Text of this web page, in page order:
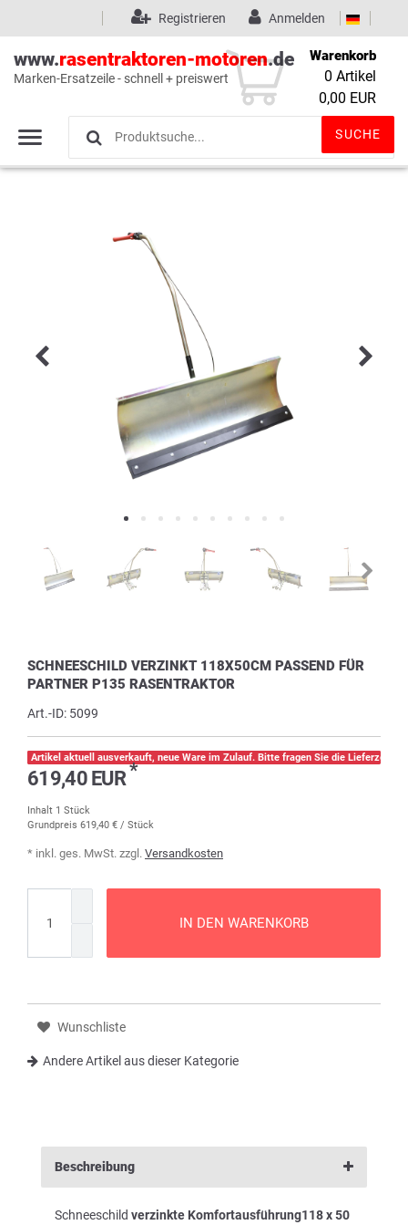
Wunschliste (0)
Anmelden
Registrieren
www.rasentraktoren-motoren.de
Marken-Ersatzeile - schnell + preiswert
SUCHE
Warenkorb
0 Artikel
0,00 EUR
SCHNEESCHILD VERZINKT 118X50CM PASSEND FÜR
PARTNER P135 RASENTRAKTOR
Art.-ID: 5099
Artikel aktuell ausverkauft, neue Ware im Zulauf. Bitte fragen Sie die Lieferzeit
619,40 EUR*
Inhalt 1 Stück
Grundpreis 619,40 € / Stück
* inkl. ges. MwSt. zzgl. Versandkosten
IN DEN WARENKORB
Wunschliste
Andere Artikel aus dieser Kategorie
Beschreibung
Schneeschild verzinkte Komfortausführung118 x 50